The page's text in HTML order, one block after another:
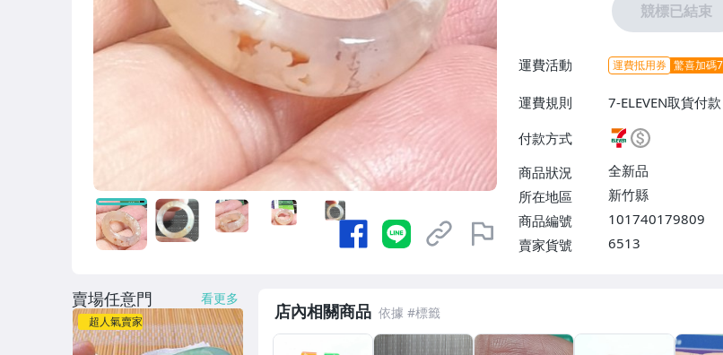
競標已結束
運費活動 運費抵用券 驚喜加碼
運費規則
7-ELEVEN取貨付
取貨不付款【單件
費$40、消費滿
付款方式
商品狀況
全新品
所在地區
新竹縣
商品編號
101740179809
賣家貨號
6513
店內相關商品
賣場任意門 看更多
超人氣賣家